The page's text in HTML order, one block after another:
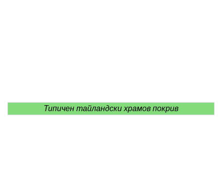
Типичен тайландски храмов покрив